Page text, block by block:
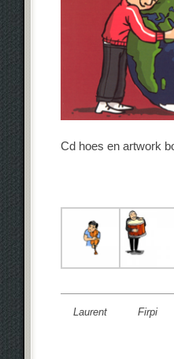
Cd hoes en artwork
Laurent Firpi